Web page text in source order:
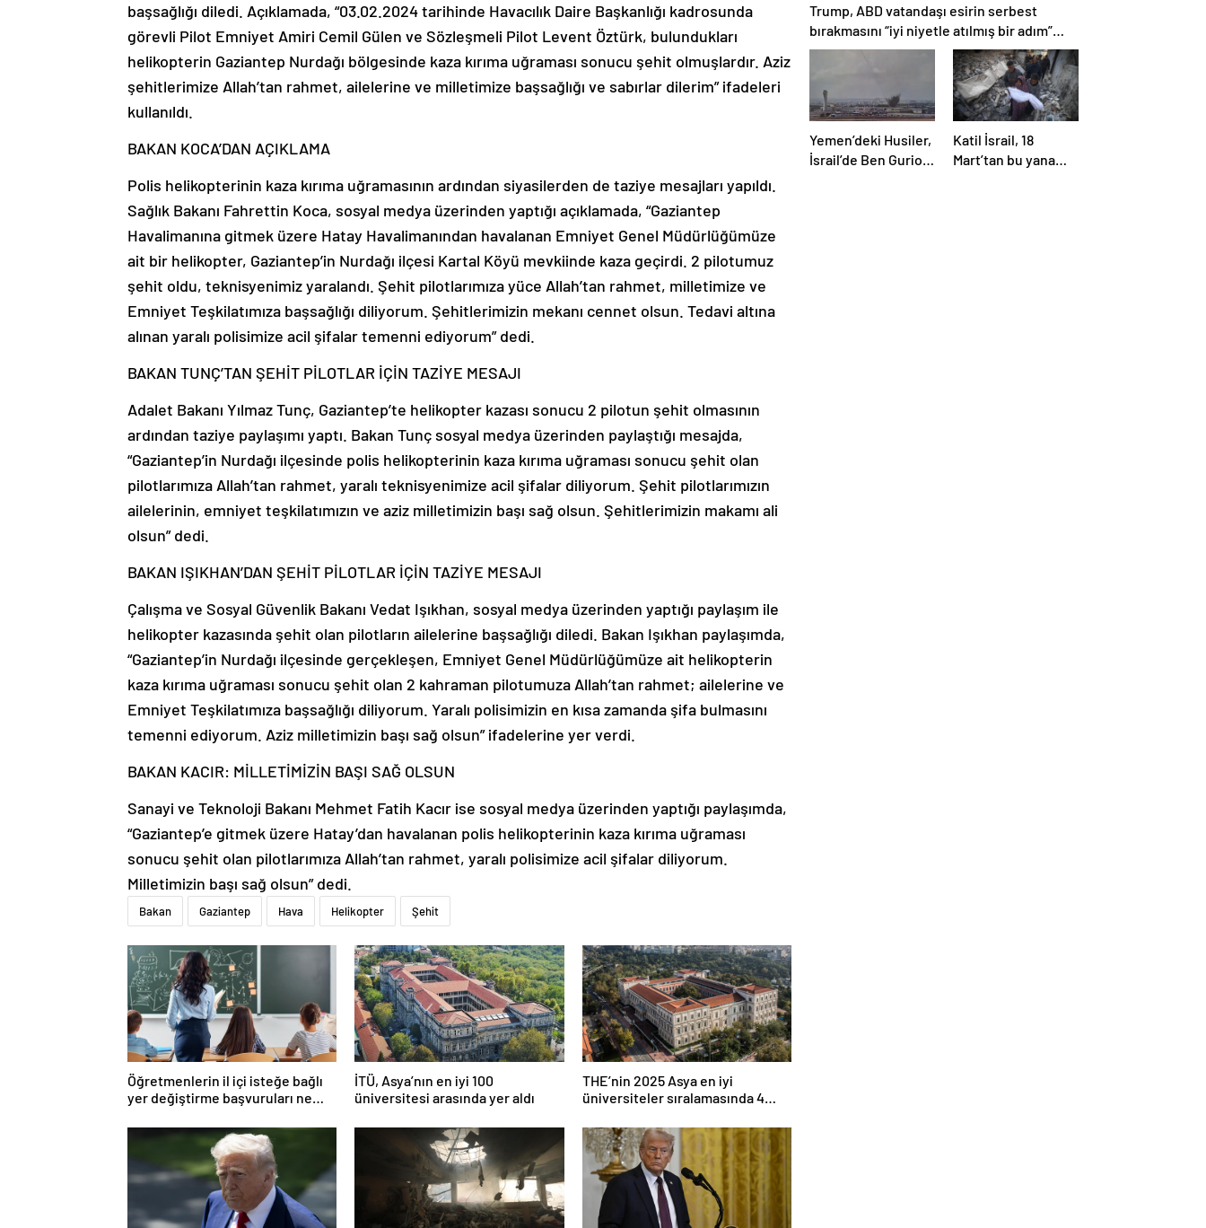
başsağlığı diledi. Açıklamada, “03.02.2024 tarihinde Havacılık Daire Başkanlığı kadrosunda
görevli Pilot Emniyet Amiri Cemil Gülen ve Sözleşmeli Pilot Levent Öztürk, bulundukları
helikopterin Gaziantep Nurdağı bölgesinde kaza kırıma uğraması sonucu şehit olmuşlardır. Aziz
şehitlerimize Allah’tan rahmet, ailelerine ve milletimize başsağlığı ve sabırlar dilerim” ifadeleri
kullanıldı.
BAKAN KOCA’DAN AÇIKLAMA
Polis helikopterinin kaza kırıma uğramasının ardından siyasilerden de taziye mesajları yapıldı.
Sağlık Bakanı Fahrettin Koca, sosyal medya üzerinden yaptığı açıklamada, “Gaziantep
Havalimanına gitmek üzere Hatay Havalimanından havalanan Emniyet Genel Müdürlüğümüze
ait bir helikopter, Gaziantep’in Nurdağı ilçesi Kartal Köyü mevkiinde kaza geçirdi. 2 pilotumuz
şehit oldu, teknisyenimiz yaralandı. Şehit pilotlarımıza yüce Allah’tan rahmet, milletimize ve
Emniyet Teşkilatımıza başsağlığı diliyorum. Şehitlerimizin mekanı cennet olsun. Tedavi altına
alınan yaralı polisimize acil şifalar temenni ediyorum” dedi.
BAKAN TUNÇ’TAN ŞEHİT PİLOTLAR İÇİN TAZİYE MESAJI
Adalet Bakanı Yılmaz Tunç, Gaziantep’te helikopter kazası sonucu 2 pilotun şehit olmasının
ardından taziye paylaşımı yaptı. Bakan Tunç sosyal medya üzerinden paylaştığı mesajda,
“Gaziantep’in Nurdağı ilçesinde polis helikopterinin kaza kırıma uğraması sonucu şehit olan
pilotlarımıza Allah’tan rahmet, yaralı teknisyenimize acil şifalar diliyorum. Şehit pilotlarımızın
ailelerinin, emniyet teşkilatımızın ve aziz milletimizin başı sağ olsun. Şehitlerimizin makamı ali
olsun” dedi.
BAKAN IŞIKHAN’DAN ŞEHİT PİLOTLAR İÇİN TAZİYE MESAJI
Çalışma ve Sosyal Güvenlik Bakanı Vedat Işıkhan, sosyal medya üzerinden yaptığı paylaşım ile
helikopter kazasında şehit olan pilotların ailelerine başsağlığı diledi. Bakan Işıkhan paylaşımda,
“Gaziantep’in Nurdağı ilçesinde gerçekleşen, Emniyet Genel Müdürlüğümüze ait helikopterin
kaza kırıma uğraması sonucu şehit olan 2 kahraman pilotumuza Allah’tan rahmet; ailelerine ve
Emniyet Teşkilatımıza başsağlığı diliyorum. Yaralı polisimizin en kısa zamanda şifa bulmasını
temenni ediyorum. Aziz milletimizin başı sağ olsun” ifadelerine yer verdi.
BAKAN KACIR: MİLLETİMİZİN BAŞI SAĞ OLSUN
Sanayi ve Teknoloji Bakanı Mehmet Fatih Kacır ise sosyal medya üzerinden yaptığı paylaşımda,
“Gaziantep’e gitmek üzere Hatay’dan havalanan polis helikopterinin kaza kırıma uğraması
sonucu şehit olan pilotlarımıza Allah’tan rahmet, yaralı polisimize acil şifalar diliyorum.
Milletimizin başı sağ olsun” dedi.
Bakan Gaziantep Hava Helikopter Şehit
Öğretmenlerin il içi isteğe bağlı
yer değiştirme başvuruları ne
İTÜ, Asya’nın en iyi 100
üniversitesi arasında yer aldı
THE’nin 2025 Asya en iyi
üniversiteler sıralamasında 4
Trump, ABD vatandaşı esirin serbest
bırakmasını “iyi niyetle atılmış bir adım”
olarak değerlendirdi
Yemen’deki Husiler,
İsrail’de Ben Gurion
Katil İsrail, 18
Mart’tan bu yana